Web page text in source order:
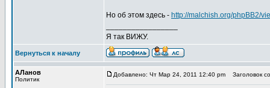
Но об этом здесь - http://malchish.org/phpBB2/
Я так ВИЖУ.
Вернуться к началу
АЛанов
Политик
Добавлено: Чт Мар 24, 2011 12:40 pm Заголовок